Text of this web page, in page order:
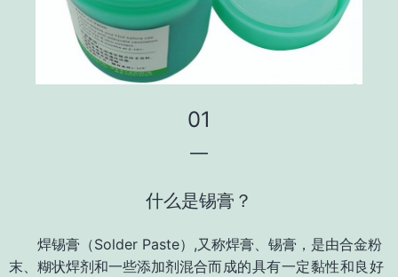
01
—
什么是锡膏？
焊锡膏（Solder Paste）,又称焊膏、锡膏，是由合金粉
末、糊状焊剂和一些添加剂混合而成的具有一定黏性和良好